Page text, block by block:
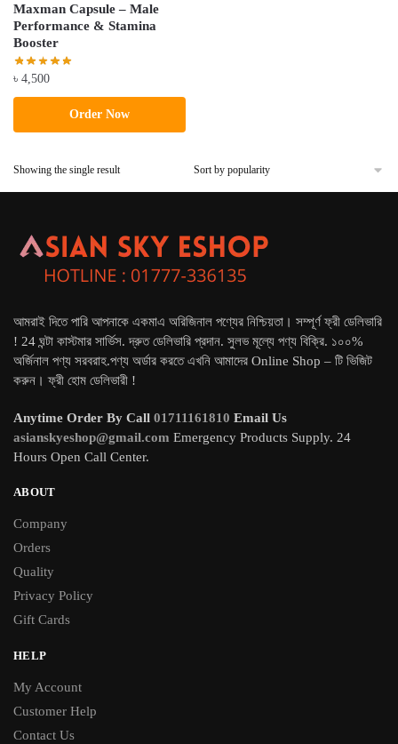
Maxman Capsule – Male
Performance & Stamina
Booster
৳ 4,500
Order Now
Showing the single result
আমরাই দিতে পারি আপনাকে একমাএ অরিজিনাল পণ্যের নিশ্চিয়তা। সম্পূর্ণ ফ্রী ডেলিভারি
! 24 ঘন্টা কাস্টমার সার্ভিস. দ্রুত ডেলিভারি প্রদান. সুলভ মূল্যে পণ্য বিক্রি. ১০০%
অর্জিনাল পণ্য সরবরাহ.পণ্য অর্ডার করতে এখনি আমাদের Online Shop – টি ভিজিট
করুন। ফ্রী হোম ডেলিভারী !
Anytime Order By Call 01711161810 Email Us
asianskyeshop@gmail.com Emergency Products Supply. 24
Hours Open Call Center.
ABOUT
Company
Orders
Quality
Privacy Policy
Gift Cards
HELP
My Account
Customer Help
Contact Us